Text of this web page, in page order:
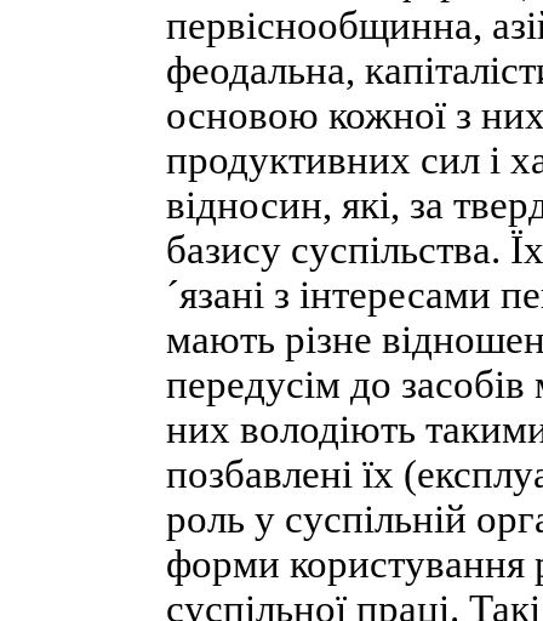
первіснообщинна,
феодальна,
основою кожної з
продуктивних сил і
відносин, які, за
базису суспільства.
´язані з інтересами
мають різне
передусім до
них володіють
позбавлені їх
роль у суспільній
форми користування
суспільної праці.